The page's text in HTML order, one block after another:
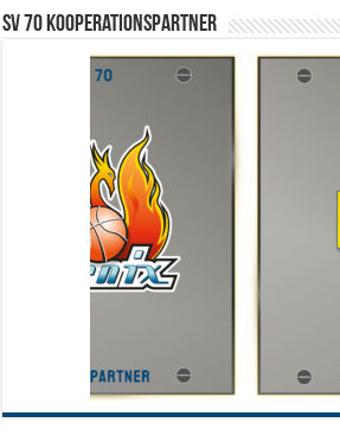
SV 70 Kooperationspartner